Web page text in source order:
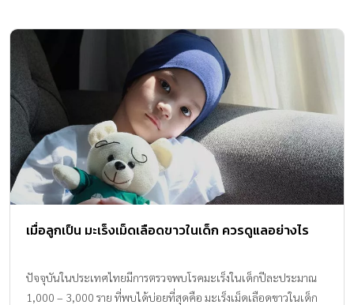
เมื่อลูกเป็น มะเร็งเม็ดเลือดขาวในเด็ก ควรดูแลอย่างไร
ปัจจุบันในประเทศไทยมีการตรวจพบโรคมะเร็งในเด็กปีละประมาณ
1,000 – 3,000 ราย ที่พบได้บ่อยที่สุดคือ มะเร็งเม็ดเลือดขาวในเด็ก